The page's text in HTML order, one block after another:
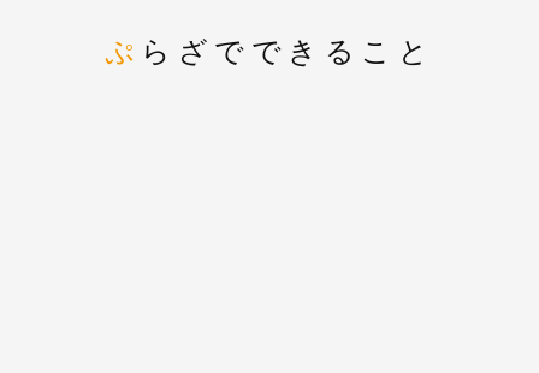
ぷらざでできること